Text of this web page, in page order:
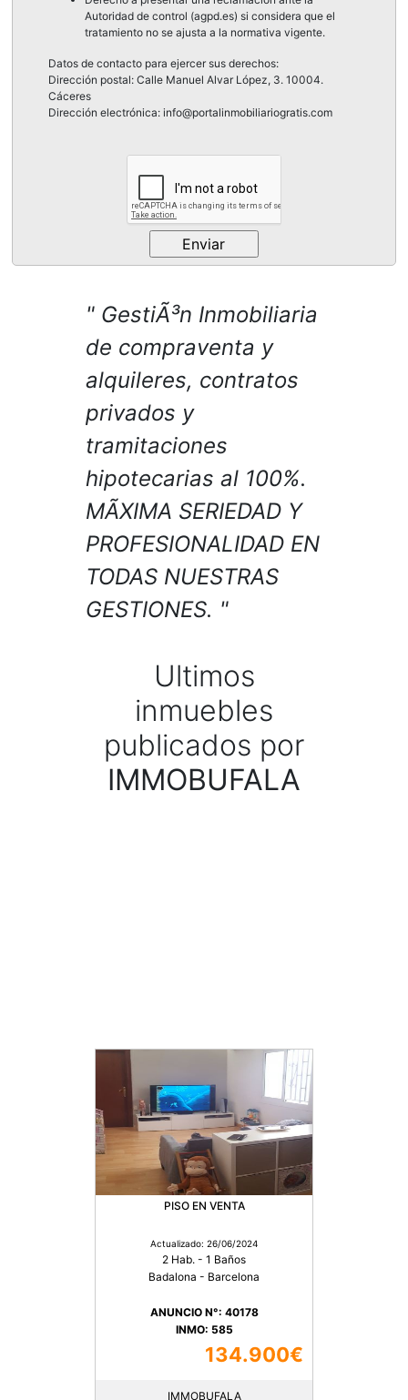
Autoridad de control (agpd.es) si considera que el
tratamiento no se ajusta a la normativa vigente.
Datos de contacto para ejercer sus derechos:
Dirección postal: Calle Manuel Alvar López, 3. 10004.
Cáceres
Dirección electrónica: info@portalinmobiliariogratis.com
GestiÃ³n Inmobiliaria
de compraventa y
alquileres, contratos
privados y
tramitaciones
hipotecarias al 100%.
MÃXIMA SERIEDAD Y
PROFESIONALIDAD EN
TODAS NUESTRAS
GESTIONES.
Ultimos
inmuebles
publicados por
IMMOBUFALA
PISO EN VENTA
Actualizado: 26/06/2024
2 Hab. - 1 Baños
Badalona - Barcelona
ANUNCIO N°: 40178
INMO: 585
134.900€
IMMOBUFALA